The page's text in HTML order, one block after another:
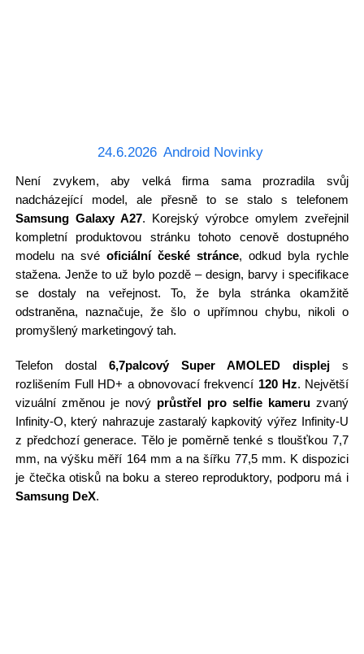
24.6.2026 Android Novinky
Není zvykem, aby velká firma sama prozradila svůj
nadcházející model, ale přesně to se stalo s telefonem
Samsung Galaxy A27. Korejský výrobce omylem zveřejnil
kompletní produktovou stránku tohoto cenově dostupného
modelu na své oficiální české stránce, odkud byla rychle
stažena. Jenže to už bylo pozdě – design, barvy i specifikace
se dostaly na veřejnost. To, že byla stránka okamžitě
odstraněna, naznačuje, že šlo o upřímnou chybu, nikoli o
promyšlený marketingový tah.
Telefon dostal 6,7palcový Super AMOLED displej s
rozlišením Full HD+ a obnovovací frekvencí 120 Hz. Největší
vizuální změnou je nový průstřel pro selfie kameru zvaný
Infinity-O, který nahrazuje zastaralý kapkovitý výřez Infinity-U
z předchozí generace. Tělo je poměrně tenké s tloušťkou 7,7
mm, na výšku měří 164 mm a na šířku 77,5 mm. K dispozici
je čtečka otisků na boku a stereo reproduktory, podporu má i
Samsung DeX.